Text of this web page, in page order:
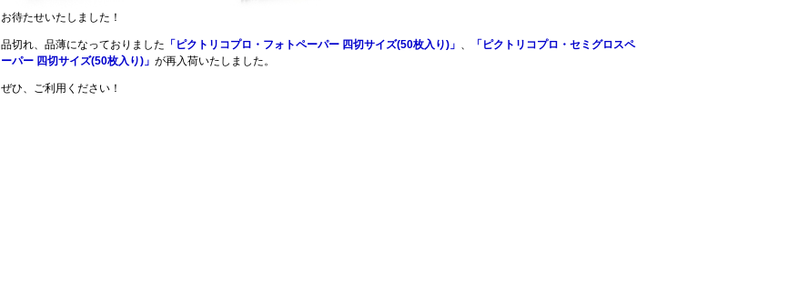
お待たせいたしました！
品切れ、品薄になっておりました 「ピクトリコプロ・フォトペーパー 四切サイズ(50枚入り)」
「ピクトリコプロ・セミグロスペ
ーパー 四切サイズ(50枚入り)」 が再入荷いたしました。
ぜひ、ご利用ください！